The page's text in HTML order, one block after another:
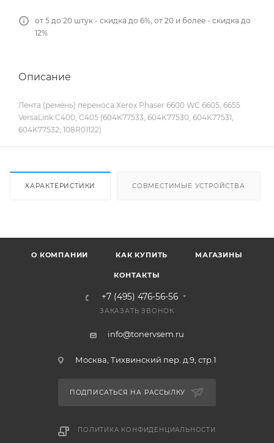
от 5 до 20 штук - скидка до 6%, от 20 и более - скидка до
12%
Описание
Лента (ремень) переноса Xerox Phaser 6600 WC 6605, 6655
VersaLink C400, C405 (604K77533, 604K77530, 604K77531,
604K77532, 108R01122)
ХАРАКТЕРИСТИКИ СОВМЕСТИМЫЕ УСТРОЙСТВА
О КОМПАНИИ КАК КУПИТЬ МАГАЗИНЫ
КОНТАКТЫ
+7 (495) 476-56-56
ЗАКАЗАТЬ ЗВОНОК
info@tonervsem.ru
Москва, Тихвинский пер. д.9, стр.1
ПОДПИСАТЬСЯ НА РАССЫЛКУ
ПОЛИТИКА КОНФИДЕНЦИАЛЬНОСТИ